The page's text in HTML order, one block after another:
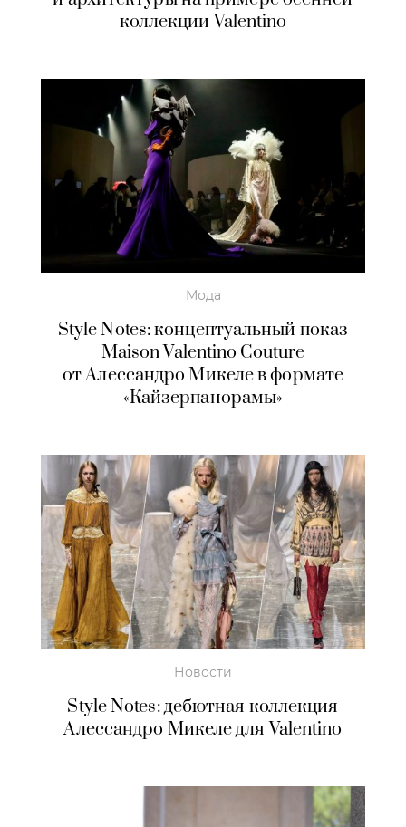
коллекции Valentino
Мода
Style Notes: концептуальный показ
Maison Valentino Couture
от Алессандро Микеле в формате
«Кайзерпанорамы»
Новости
Style Notes: дебютная коллекция
Алессандро Микеле для Valentino